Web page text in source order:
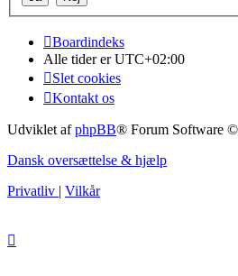
Boardindeks
Alle tider erUTC+02:00
Slet cookies
Kontakt os
Udviklet afphpBB® Forum Software
Dansk oversættelse & hjælp
Privatliv | Vilkår